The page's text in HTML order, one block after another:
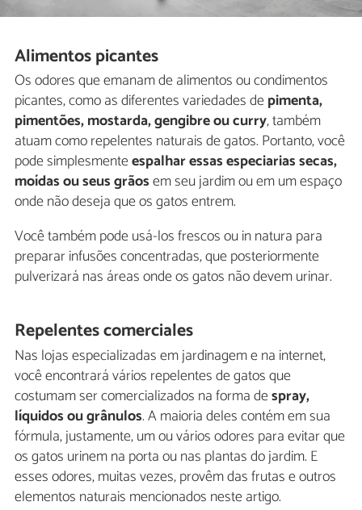
Alimentos picantes
Os odores que emanam de alimentos ou condimentos
picantes, como as diferentes variedades depimenta,
pimentões, mostarda, gengibre ou curry, também
atuam como repelentes naturais de gatos. Portanto, você
pode simplesmenteespalhar essas especiarias secas,
moídas ou seus grãosem seu jardim ou em um espaço
onde não deseja que os gatos entrem.
Você também pode usá-los frescos ou in natura para
preparar infusões concentradas, que posteriormente
pulverizará nas áreas onde os gatos não devem urinar.
Repelentes comerciales
Nas lojas especializadas em jardinagem e na internet,
você encontrará vários repelentes de gatos que
costumam ser comercializados na forma despray,
líquidos ou grânulos. A maioria deles contém em sua
fórmula, justamente, um ou vários odores para evitar que
os gatos urinem na porta ou nas plantas do jardim. E
esses odores, muitas vezes, provêm das frutas e outros
elementos naturais mencionados neste artigo.